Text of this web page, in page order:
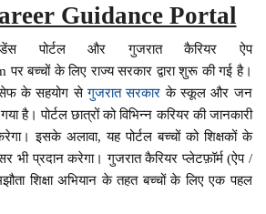
Guidance Portal
पोर्टल और गुजरात कैरियर ऐप
बच्चों के लिए राज्य सरकार द्वारा शुरू की गई है।
के सहयोग सेगुजरात सरकार के स्कूल और जन
गया है। पोर्टल छात्रों को विभिन्न करियर की जानकारी
इसके अलावा, यह पोर्टल बच्चों को शिक्षकों के
भी प्रदान करेगा। गुजरात कैरियर प्लेटफ़ॉर्म (ऐप /
शिक्षा अभियान के तहत बच्चों के लिए एक पहल